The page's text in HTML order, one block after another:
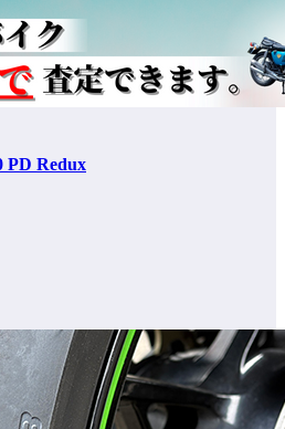
PD Redux